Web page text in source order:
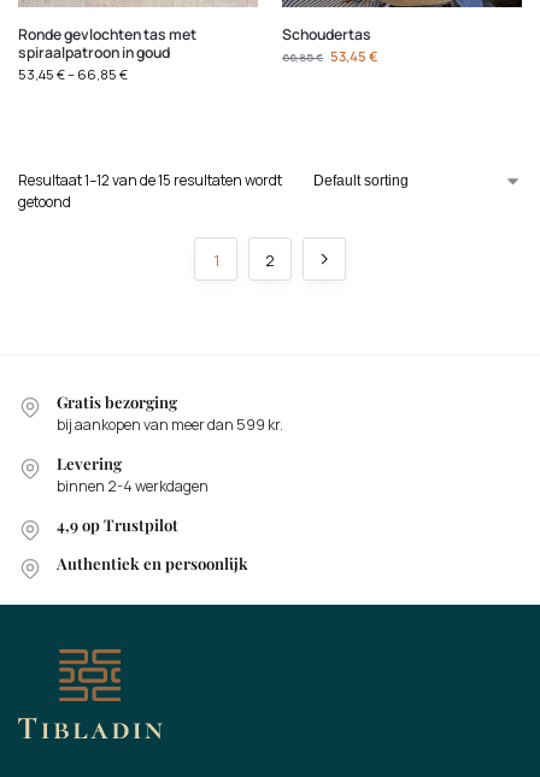
Ronde gevlochten tas met
spiraalpatroon in goud
53,45 €– 66,85 €
Schoudertas
66,85€ 53,45 €
Resultaat 1–12 van de 15 resultaten wordt
getoond
1 2
Gratis bezorging
bij aankopen van meer dan 599 kr.
Levering
binnen 2-4 werkdagen
4,9 op Trustpilot
Authentiek en persoonlijk